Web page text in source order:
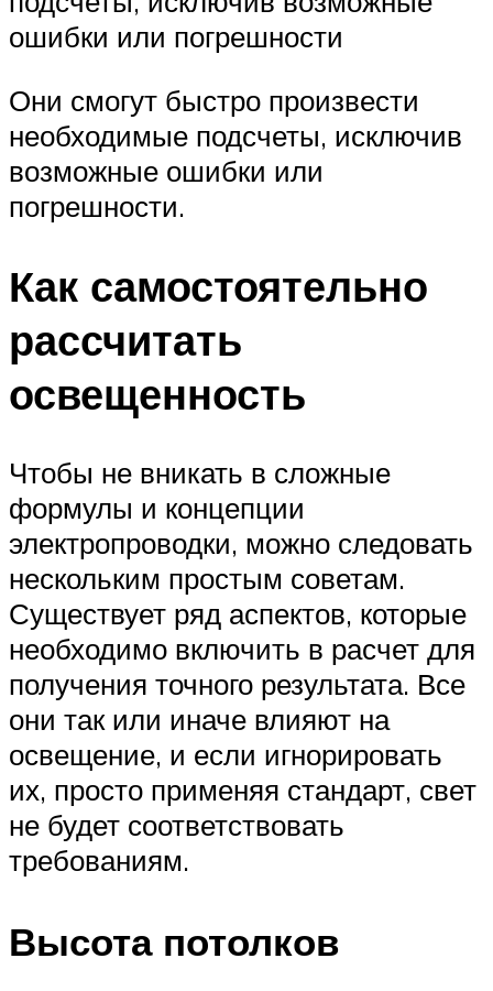
ошибки или погрешности
Они смогут быстро произвести
необходимые подсчеты, исключив
возможные ошибки или
погрешности.
Как самостоятельно
рассчитать
освещенность
Чтобы не вникать в сложные
формулы и концепции
электропроводки, можно следовать
нескольким простым советам.
Существует ряд аспектов, которые
необходимо включить в расчет для
получения точного результата. Все
они так или иначе влияют на
освещение, и если игнорировать
их, просто применяя стандарт, свет
не будет соответствовать
требованиям.
Высота потолков